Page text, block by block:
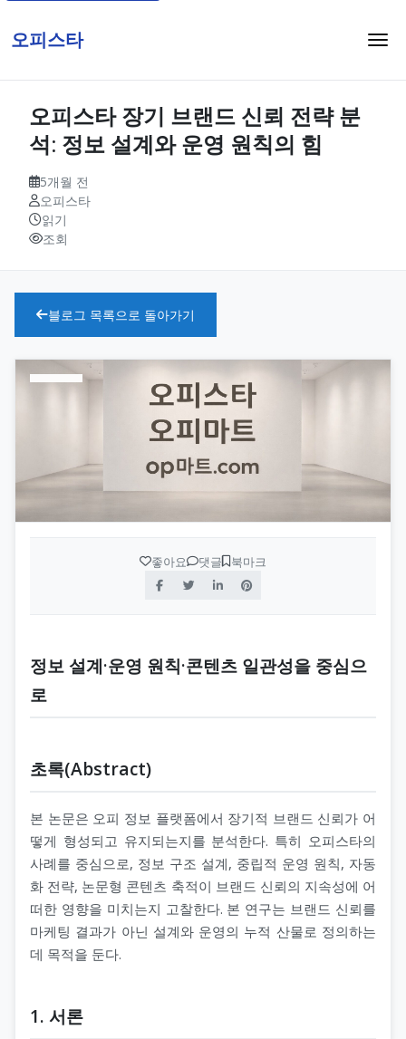
오피스타
오피스타 장기 브랜드 신뢰 전략 분
석: 정보 설계와 운영 원칙의 힘
5개월 전
오피스타
읽기
조회
블로그 목록으로 돌아가기
좋아요 댓글 북마크
정보 설계·운영 원칙·콘텐츠 일관성을 중심으
로
초록(Abstract)
본 논문은 오피 정보 플랫폼에서 장기적 브랜드 신뢰가 어
떻게 형성되고 유지되는지를 분석한다. 특히 오피스타의
사례를 중심으로, 정보 구조 설계, 중립적 운영 원칙, 자동
화 전략, 논문형 콘텐츠 축적이 브랜드 신뢰의 지속성에 어
떠한 영향을 미치는지 고찰한다. 본 연구는 브랜드 신뢰를
마케팅 결과가 아닌 설계와 운영의 누적 산물로 정의하는
데 목적을 둔다.
1. 서론